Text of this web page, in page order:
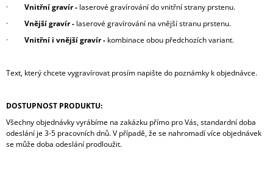
·
Vnitřní gravír - laserové gravírování do vnitřní strany prstenu.
·
Vnější gravír - laserové gravírování na vnější stranu prstenu.
· Vnitřní i vnější gravír - kombinace obou předchozích variant.
Text, který chcete vygravírovat prosím napište do poznámky k objednávce.
DOSTUPNOST PRODUKTU:
Všechny objednávky vyrábíme na zakázku přímo pro Vás, standardní doba
odeslání je 3-5 pracovních dnů. V případě, že se nahromadí více objednávek
se může doba odeslání prodloužit.